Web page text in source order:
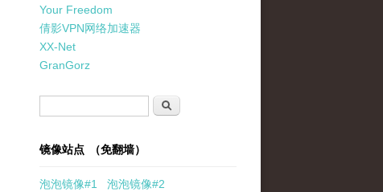
Your Freedom
倩影VPN网络加速器
XX-Net
GranGorz
搜索
镜像站点 （免翻墙）
泡泡镜像#1 泡泡镜像#2